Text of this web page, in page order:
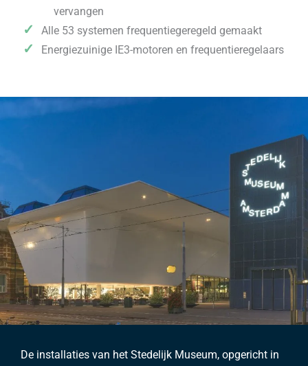
vervangen
Alle 53 systemen frequentiegeregeld gemaakt
Energiezuinige IE3-motoren en frequentieregelaars
De installaties van het Stedelijk Museum, opgericht in